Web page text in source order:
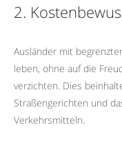
2.
Ausländer mit
leben, ohne auf die
verzichten. Dies
Straßengerichten und
Verkehrsmitteln.